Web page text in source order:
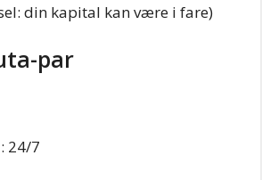
din kapital kan være i fare)
par
24/7